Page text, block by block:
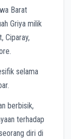
Barat
Griya milik
Ciparay,
selama
berbisik,
terhadap
diri di